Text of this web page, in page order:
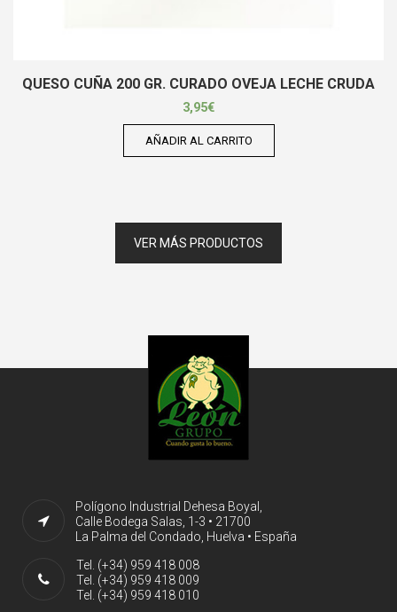
QUESO CUÑA 200 GR. CURADO OVEJA LECHE CRUDA
3,95€
AÑADIR AL CARRITO
VER MÁS PRODUCTOS
Polígono Industrial Dehesa Boyal,
Calle Bodega Salas, 1-3 • 21700
La Palma del Condado, Huelva • España
Tel. (+34) 959 418 008
Tel. (+34) 959 418 009
Tel. (+34) 959 418 010